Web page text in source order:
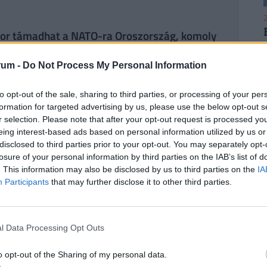
- Do Not Process My Personal Information
opt-out of the sale, sharing to third parties, or processing of your
for targeted advertising by us, please use the below opt-out
selection. Please note that after your opt-out request is processed
interest-based ads based on personal information utilized by us
to third parties prior to your opt-out. You may separately
of your personal information by third parties on the IAB’s list of
This information may also be disclosed by us to third parties on the
Participants that may further disclose it to other third parties.
Data Processing Opt Outs
opt-out of the Sharing of my personal data.
támadhat a NATO-ra Oroszország, komoly
bezárás előtt álló európai gyárakra
t: Lengyelország komoly bajba került
mozog. Az elmúlt évet intenzív diplomáciai
Államokhoz, és kifejezetten a Donald
atlantista, és kancellársága elején kerülte
teremtett. Ezt a fegyveres konfliktust a
Amikor a kancellár egy nyilvános szereplésén
terv hiányát, az amerikai elnök a
ráadásul a Németországban állomásozó